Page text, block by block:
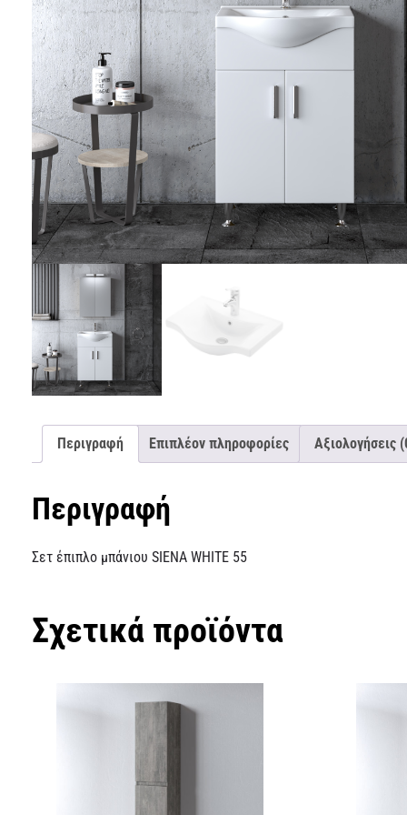
Περιγραφή Επιπλέον πληροφορίες Αξιολογήσεις
Περιγραφή
Σετ έπιπλο μπάνιου SIENA WHITE 55
Σχετικά προϊόντα